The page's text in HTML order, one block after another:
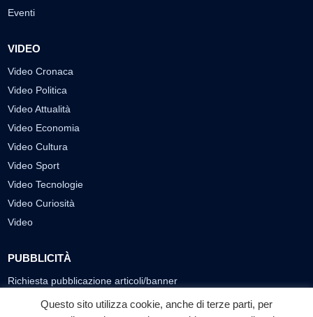
Eventi
VIDEO
Video Cronaca
Video Politica
Video Attualità
Video Economia
Video Cultura
Video Sport
Video Tecnologie
Video Curiosità
Video
PUBBLICITÀ
Richiesta pubblicazione articoli/banner
SEGUICI SUI SOCIAL
Questo sito utilizza cookie, anche di terze parti, per